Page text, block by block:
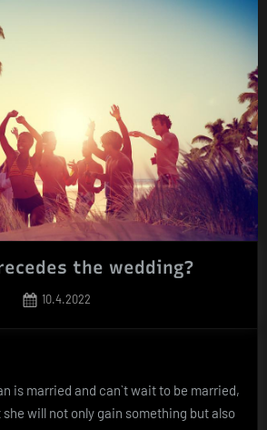
pohody.“
the wedding?
Posted
10.4.2022
is married and can`t wait to be married,
will not only gain something but also